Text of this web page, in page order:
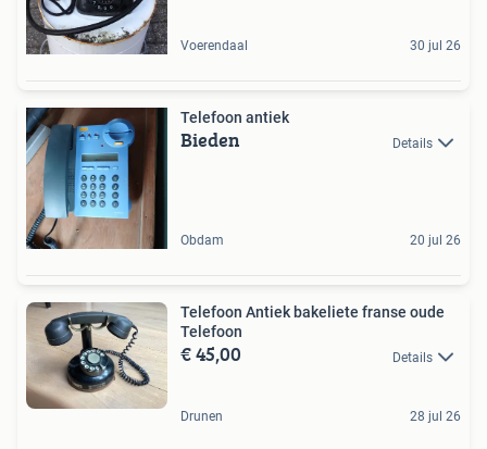
Voerendaal 30 jul 26
Telefoon antiek
Bieden Details
Obdam 20 jul 26
Telefoon Antiek bakeliete franse oude
Telefoon
€ 45,00 Details
Drunen 28 jul 26